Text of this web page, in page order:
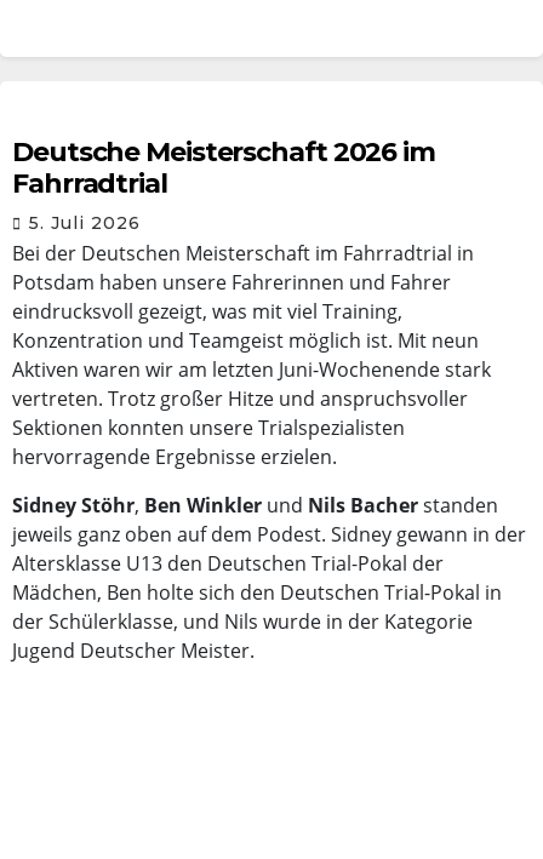
Deutsche Meisterschaft 2026 im
Fahrradtrial
5. Juli 2026
Bei der Deutschen Meisterschaft im Fahrradtrial in
Potsdam haben unsere Fahrerinnen und Fahrer
eindrucksvoll gezeigt, was mit viel Training,
Konzentration und Teamgeist möglich ist. Mit neun
Aktiven waren wir am letzten Juni-Wochenende stark
vertreten. Trotz großer Hitze und anspruchsvoller
Sektionen konnten unsere Trialspezialisten
hervorragende Ergebnisse erzielen.
Sidney Stöhr, Ben Winkler und Nils Bacherstanden
jeweils ganz oben auf dem Podest. Sidney gewann in der
Altersklasse U13 den Deutschen Trial-Pokal der
Mädchen, Ben holte sich den Deutschen Trial-Pokal in
der Schülerklasse, und Nils wurde in der Kategorie
Jugend Deutscher Meister.